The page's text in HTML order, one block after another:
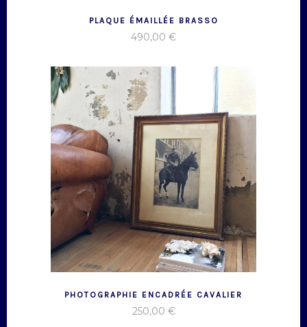
PLAQUE ÉMAILLÉE BRASSO
490,00 €
PHOTOGRAPHIE ENCADRÉE CAVALIER
250,00 €